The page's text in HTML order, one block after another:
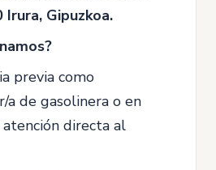
Irura, Gipuzkoa.
previa como
a de gasolinera o en
directa al